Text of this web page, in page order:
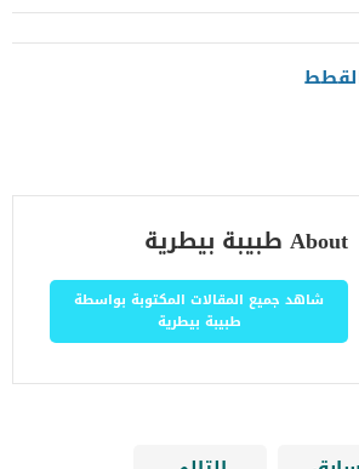
About طبيبة بيطرية
شاهد جميع المقالات المكتوبة بواسطة
طبيبة بيطرية